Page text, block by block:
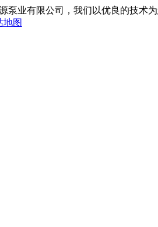
大源泵业有限公司，我们以
图